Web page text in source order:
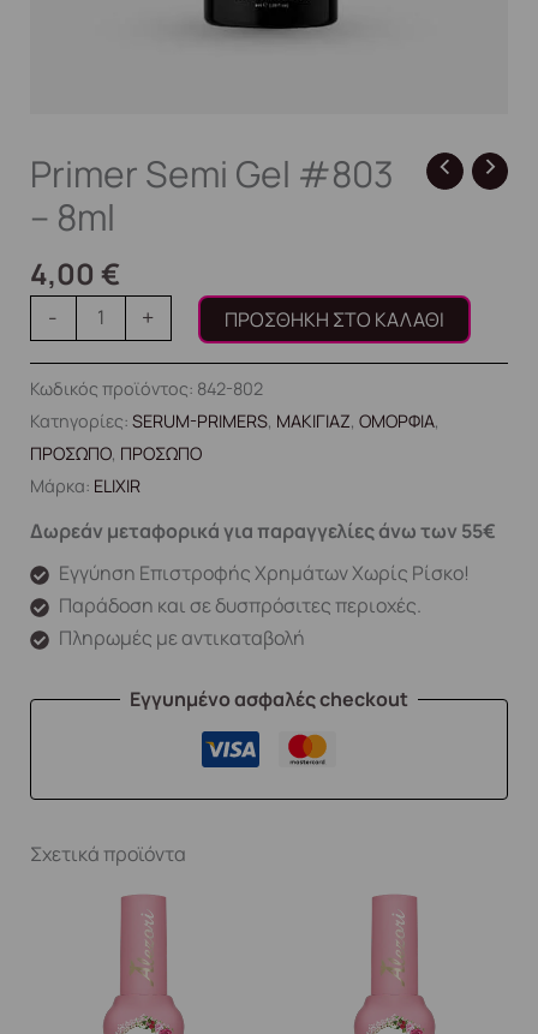
Primer Semi Gel #803
– 8ml
4,00 €
- + ΠΡΟΣΘΉΚΗ ΣΤΟ ΚΑΛΆΘΙ
Κωδικός προϊόντος: 842-802
Κατηγορίες: SERUM-PRIMERS, ΜΑΚΙΓΙΑΖ, ΟΜΟΡΦΙΑ,
ΠΡΟΣΩΠΟ, ΠΡΟΣΩΠΟ
Μάρκα: ELIXIR
Δωρεάν μεταφορικά για παραγγελίες άνω των 55€
Εγγύηση Επιστροφής Χρημάτων Χωρίς Ρίσκο!
Παράδοση και σε δυσπρόσιτες περιοχές.
Πληρωμές με αντικαταβολή
Εγγυημένο ασφαλές checkout
Σχετικά προϊόντα